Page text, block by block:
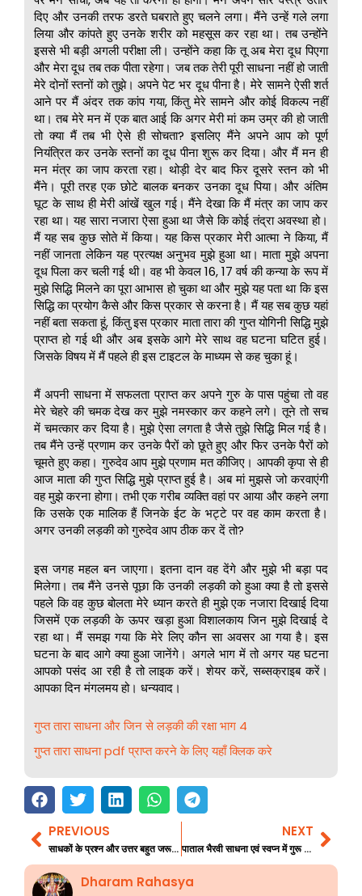
दिए और उनकी तरफ डरते घबराते हुए चलने लगा। मैंने उन्हें गले लगा
लिया और कांपते हुए उनके शरीर को महसूस कर रहा था। तब उन्होंने
इससे भी बड़ी अगली परीक्षा ली। उन्होंने कहा कि तू अब मेरा दूध पिएगा
और मेरा दूध तब तक पीता रहेगा। जब तक तेरी पूरी साधना नहीं हो जाती
मेरे दोनों स्तनों को तुझे। अपने पेट भर दूध पीना है। मेरे सामने ऐसी शर्त
आने पर मैं अंदर तक कांप गया, किंतु मेरे सामने और कोई विकल्प नहीं
था। तब मेरे मन में एक बात आई कि अगर मेरी मां कम उम्र की हो जाती
तो क्या मैं तब भी ऐसे ही सोचता? इसलिए मैंने अपने आप को पूर्ण
नियंत्रित कर उनके स्तनों का दूध पीना शुरू कर दिया। और मैं मन ही
मन मंत्र का जाप करता रहा। थोड़ी देर बाद फिर दूसरे स्तन को भी
मैंने। पूरी तरह एक छोटे बालक बनकर उनका दूध पिया। और अंतिम
घूट के साथ ही मेरी आंखें खुल गई। मैंने देखा कि मैं मंत्र का जाप कर
रहा था। यह सारा नजारा ऐसा हुआ था जैसे कि कोई तंद्रा अवस्था हो।
मैं यह सब कुछ सोते में किया। यह किस प्रकार मेरी आत्मा ने किया, मैं
नहीं जानता लेकिन यह प्रत्यक्ष अनुभव मुझे हुआ था। माता मुझे अपना
दूध पिला कर चली गई थी। वह भी केवल 16, 17 वर्ष की कन्या के रूप में
मुझे सिद्धि मिलने का पूरा आभास हो चुका था और मुझे यह पता था कि इस
सिद्धि का प्रयोग कैसे और किस प्रकार से करना है। मैं यह सब कुछ यहां
नहीं बता सकता हूं, किंतु इस प्रकार माता तारा की गुप्त योगिनी सिद्धि मुझे
प्राप्त हो गई थी और अब इसके आगे मेरे साथ वह घटना घटित हुई।
जिसके विषय में मैं पहले ही इस टाइटल के माध्यम से कह चुका हूं।
मैं अपनी साधना में सफलता प्राप्त कर अपने गुरु के पास पहुंचा तो वह
मेरे चेहरे की चमक देख कर मुझे नमस्कार कर कहने लगे। तूने तो सच
में चमत्कार कर दिया है। मुझे ऐसा लगता है जैसे तुझे सिद्धि मिल गई है।
तब मैंने उन्हें प्रणाम कर उनके पैरों को छूते हुए और फिर उनके पैरों को
चूमते हुए कहा। गुरुदेव आप मुझे प्रणाम मत कीजिए। आपकी कृपा से ही
आज माता की गुप्त सिद्धि मुझे प्राप्त हुई है। अब मां मुझसे जो करवाएंगी
वह मुझे करना होगा। तभी एक गरीब व्यक्ति वहां पर आया और कहने लगा
कि उसके एक मालिक हैं जिनके ईट के भट्टे पर वह काम करता है।
अगर उनकी लड़की को गुरुदेव आप ठीक कर दें तो?
इस जगह महल बन जाएगा। इतना दान वह देंगे और मुझे भी बड़ा पद
मिलेगा। तब मैंने उनसे पूछा कि उनकी लड़की को हुआ क्या है तो इससे
पहले कि वह कुछ बोलता मेरे ध्यान करते ही मुझे एक नजारा दिखाई दिया
जिसमें एक लड़की के ऊपर खड़ा हुआ विशालकाय जिन मुझे दिखाई दे
रहा था। मैं समझ गया कि मेरे लिए कौन सा अवसर आ गया है। इस
घटना के बाद आगे क्या हुआ जानेंगे। अगले भाग में तो अगर यह घटना
आपको पसंद आ रही है तो लाइक करें। शेयर करें, सब्सक्राइब करें।
आपका दिन मंगलमय हो। धन्यवाद।
गुप्त तारा साधना और जिन से लड़की की रक्षा भाग 4
गुप्त तारा साधना pdf प्राप्त करने के लिए यहाँ क्लिक करे
Prev
PREVIOUS
साधकों के प्रश्न और उत्तर बहुत जरूरी जानकारी 126
NEXT
पाताल भैरवी साधना एवं स्वप्न में गुरू सहित रतिप्रिया यक्षणी और भैरवी का दिखना
Dharam Rahasya